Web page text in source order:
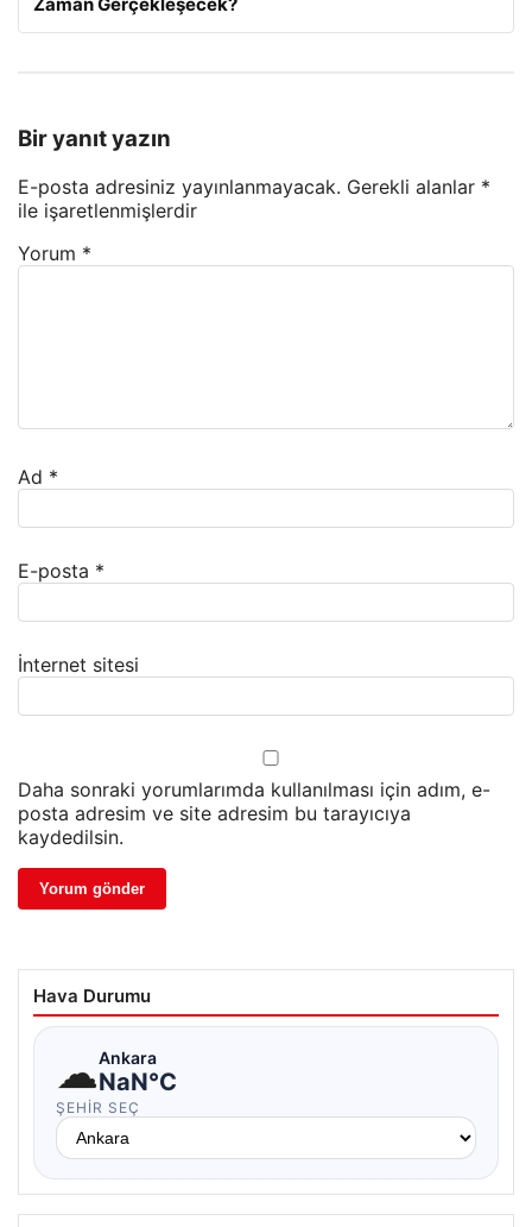
Bir yanıt yazın
E-posta adresiniz yayınlanmayacak. Gerekli alanlar *
ile işaretlenmişlerdir
Yorum *
Ad *
E-posta *
İnternet sitesi
Daha sonraki yorumlarımda kullanılması için adım, e-
posta adresim ve site adresim bu tarayıcıya
kaydedilsin.
Hava Durumu
☁Ankara
NaN°C
ŞEHIR SEÇ